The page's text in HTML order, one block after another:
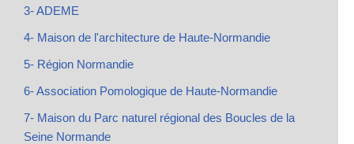
3- ADEME
4- Maison de l'architecture de Haute-Normandie
5- Région Normandie
6- Association Pomologique de Haute-Normandie
7- Maison du Parc naturel régional des Boucles de la
Seine Normande